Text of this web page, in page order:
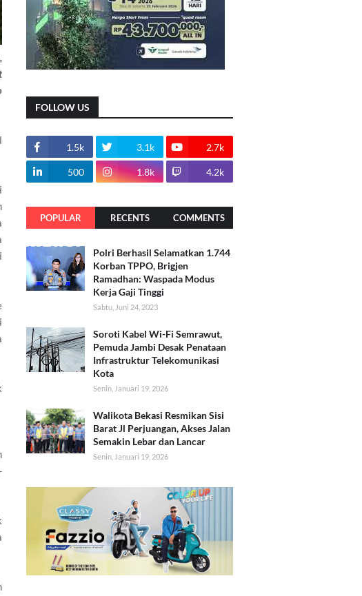
FOLLOW US
1.5k 3.1k 2.7k
500 1.8k 4.2k
POPULAR RECENTS COMMENTS
Polri Berhasil Selamatkan 1.744
Korban TPPO, Brigjen
Ramadhan: Waspada Modus
Kerja Gaji Tinggi
Sabtu, Juni 24, 2023
Soroti Kabel Wi-Fi Semrawut,
Pemuda Jambi Desak Penataan
Infrastruktur Telekomunikasi
Kota
Senin, Januari 19, 2026
Walikota Bekasi Resmikan Sisi
Barat Jl Perjuangan, Akses Jalan
Semakin Lebar dan Lancar
Senin, Januari 19, 2026